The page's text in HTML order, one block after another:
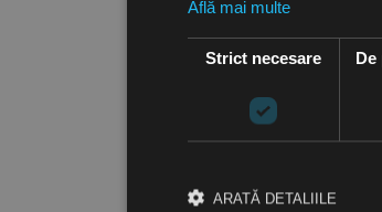
Află mai multe
Strict necesare De
ARATĂ DETALIILE